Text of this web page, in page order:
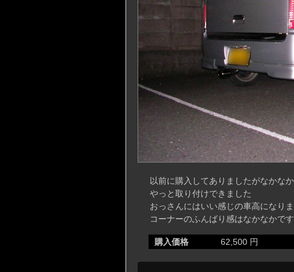
以前に購入してありましたがなかな
やっと取り付けできました
おっさんにはいい感じの車高になりま
コーナーのふんばり感はなかなかです
購入価格 62,500 円